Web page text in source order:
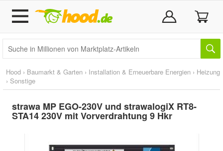
Hood › Baumarkt & Garten › Installation & Erneuerbare Energien › Heizung
› Sonstige
strawa MP EGO-230V und strawalogiX RT8-
STA14 230V mit Vorverdrahtung 9 Hkr